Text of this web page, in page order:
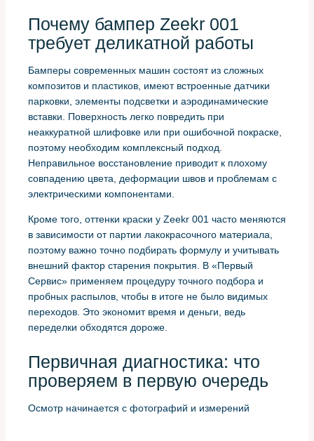
Почему бампер Zeekr 001
требует деликатной работы
Бамперы современных машин состоят из сложных
композитов и пластиков, имеют встроенные датчики
парковки, элементы подсветки и аэродинамические
вставки. Поверхность легко повредить при
неаккуратной шлифовке или при ошибочной покраске,
поэтому необходим комплексный подход.
Неправильное восстановление приводит к плохому
совпадению цвета, деформации швов и проблемам с
электрическими компонентами.
Кроме того, оттенки краски у Zeekr 001 часто меняются
в зависимости от партии лакокрасочного материала,
поэтому важно точно подбирать формулу и учитывать
внешний фактор старения покрытия. В «Первый
Сервис» применяем процедуру точного подбора и
пробных распылов, чтобы в итоге не было видимых
переходов. Это экономит время и деньги, ведь
переделки обходятся дороже.
Первичная диагностика: что
проверяем в первую очередь
Осмотр начинается с фотографий и измерений